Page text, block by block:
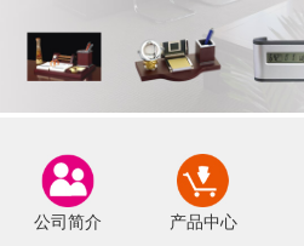
公司简介 产品中心